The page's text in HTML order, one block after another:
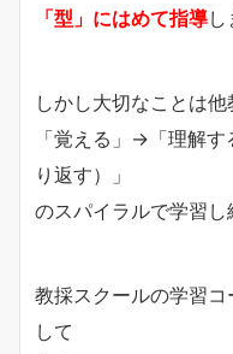
「型」にはめて指導し
しかし大切なことは他
「覚える」→「理解
り返す）」
のスパイラルで学習し
教採スクールの学習
して